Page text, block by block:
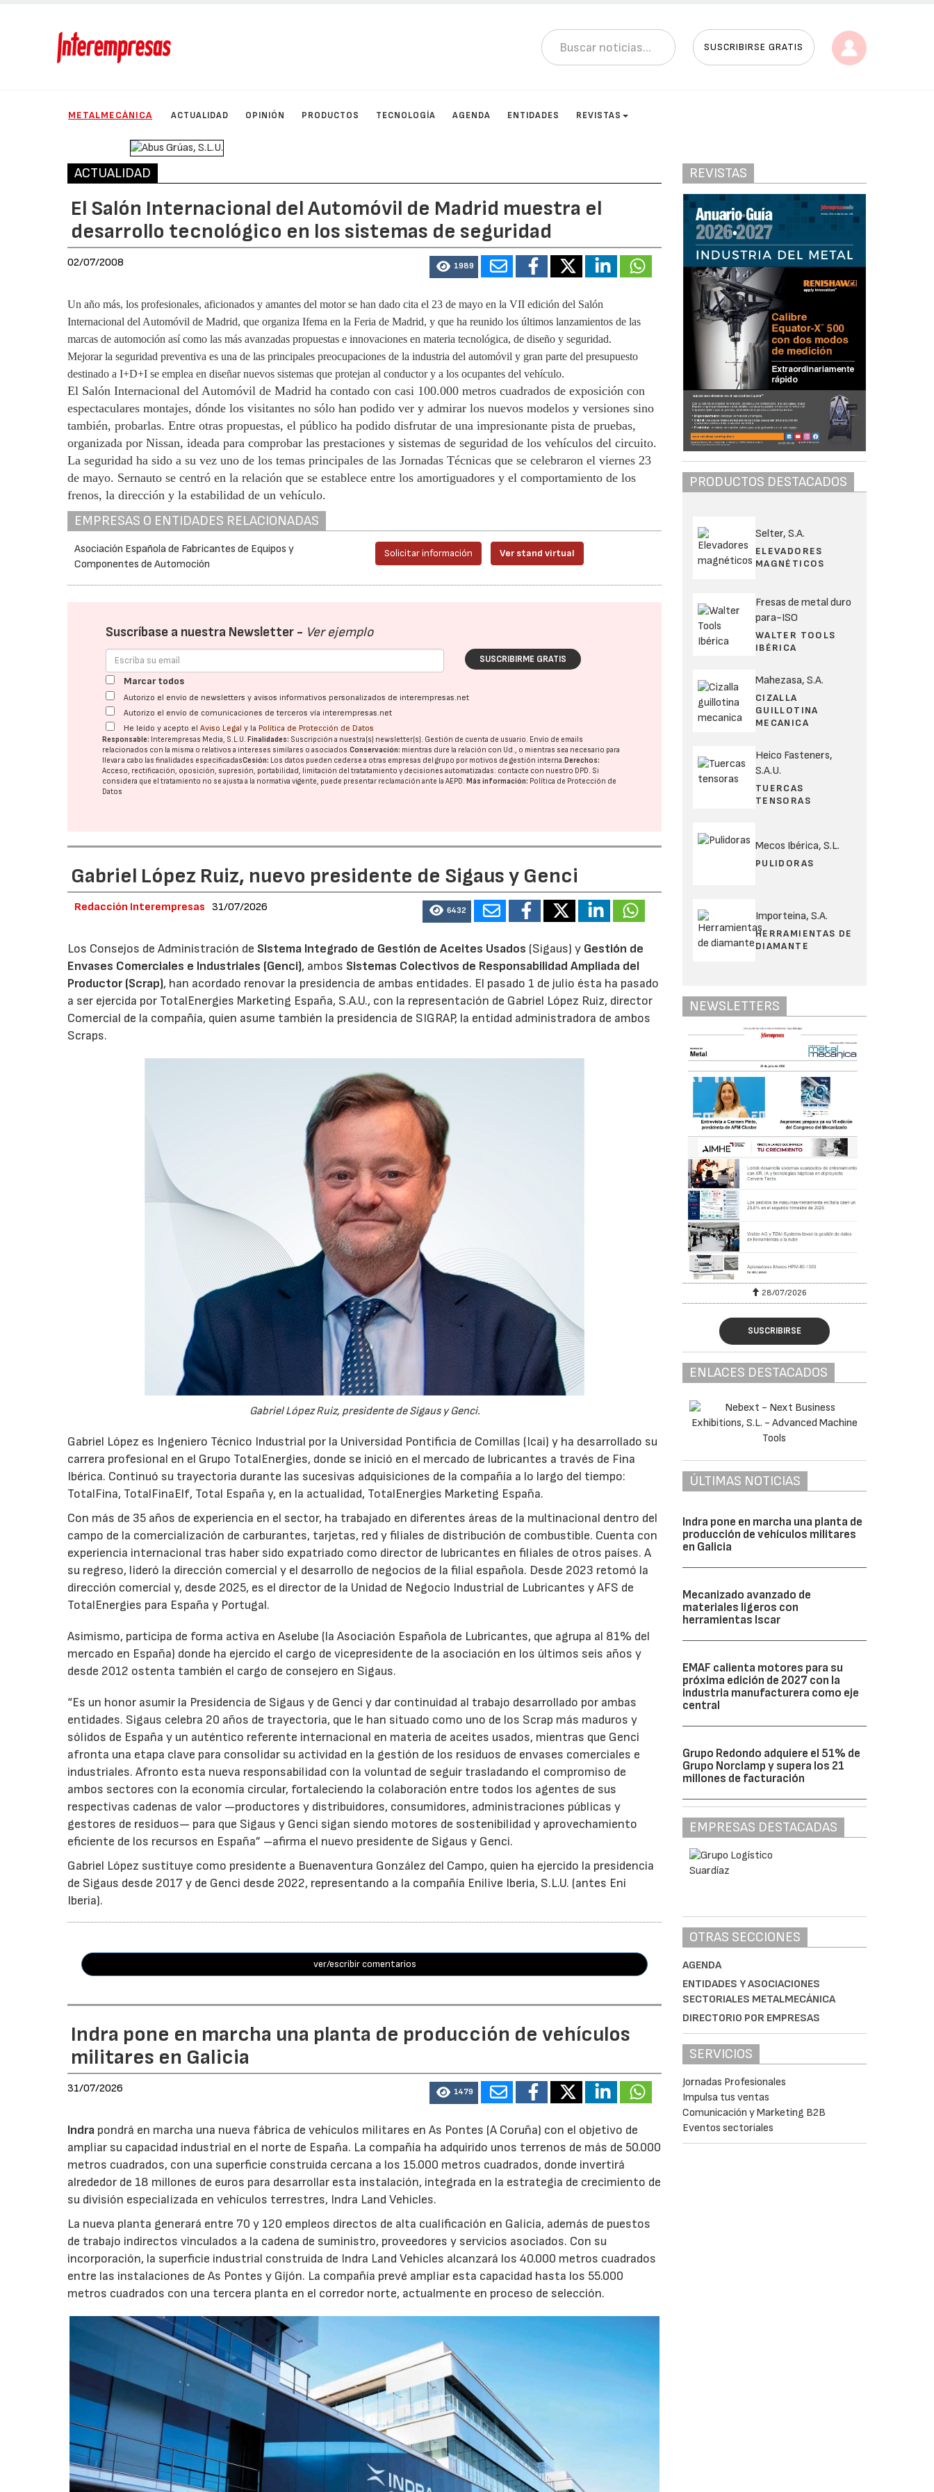
SUSCRIBIRSE GRATIS
METALMECÁNICA ACTUALIDAD OPINIÓN PRODUCTOS TECNOLOGÍA AGENDA ENTIDADES REVISTAS
ACTUALIDAD
El Salón Internacional del Automóvil de Madrid muestra el
desarrollo tecnológico en los sistemas de seguridad
02/07/2008 1989
Un año más, los profesionales, aficionados y amantes del motor se han dado cita el 23 de mayo en la VII edición del Salón
Internacional del Automóvil de Madrid, queorganiza Ifema en la Feria de Madrid, y que ha reunido los últimos lanzamientos de las
marcas de automoción así como las más avanzadas propuestas e innovaciones en materia tecnológica, de diseño y seguridad.
Mejorar la seguridad preventiva es una de las principales preocupaciones de la industria del automóvil y gran parte del presupuesto
destinado a I+D+I se emplea en diseñar nuevos sistemas que protejan al conductor y a los ocupantes del vehículo.
El Salón Internacional del Automóvil de Madrid ha contado con casi 100.000 metros cuadrados de exposición con
espectaculares montajes, dónde los visitantes no sólo han podido ver y admirar los nuevos modelos y versiones sino
también, probarlas. Entre otras propuestas, el público ha podido disfrutar de una impresionante pista de pruebas,
organizada por Nissan, ideada para comprobar las prestaciones y sistemas de seguridad de los vehículos del circuito.
La seguridad ha sido a su vez uno de los temas principales de las Jornadas Técnicas que se celebraron el viernes 23
de mayo. Sernauto se centró en la relación que se establece entre los amortiguadores y el comportamiento de los
frenos, la dirección y la estabilidad de un vehículo.
EMPRESAS O ENTIDADES RELACIONADAS
Asociación Española de Fabricantes de Equipos y
Componentes de Automoción
Solicitar información Ver stand virtual
Suscríbase a nuestra Newsletter - Ver ejemplo
SUSCRIBIRME GRATIS
Marcar todos
Autorizo el envío de newsletters y avisos informativos personalizados de interempresas.net
Autorizo el envío de comunicaciones de terceros vía interempresas.net
He leído y acepto elAviso Legal y la Política de Protección de Datos
Responsable: Interempresas Media, S.L.U.Finalidades: Suscripción a nuestra(s) newsletter(s). Gestión de cuenta de usuario. Envío de emails
relacionados con la misma o relativos a intereses similares o asociados.Conservación: mientras dure la relación con Ud., o mientras sea necesario para
llevar a cabo las finalidades especificadasCesión: Los datos pueden cederse a otras empresas del grupo por motivos de gestión interna.Derechos:
Acceso, rectificación, oposición, supresión, portabilidad, limitación del tratatamiento y decisiones automatizadas: contacte con nuestro DPD. Si
considera que el tratamiento no se ajusta a la normativa vigente, puede presentar reclamación ante laAEPD.Más información: Política de Protección de
Datos
Gabriel López Ruiz, nuevo presidente de Sigaus y Genci
Redacción Interempresas 31/07/2026 6432
Los Consejos de Administración de Sistema Integrado de Gestión de Aceites Usados (Sigaus) y Gestión de
Envases Comerciales e Industriales (Genci), ambos Sistemas Colectivos de Responsabilidad Ampliada del
Productor (Scrap), han acordado renovar la presidencia de ambas entidades. El pasado 1 de julio ésta ha pasado
a ser ejercida por TotalEnergies Marketing España, S.A.U., con la representación de Gabriel López Ruiz, director
Comercial de la compañía, quien asume también la presidencia de SIGRAP, la entidad administradora de ambos
Scraps.
Gabriel López Ruiz, presidente de Sigaus y Genci.
Gabriel López es Ingeniero Técnico Industrial por la Universidad Pontificia de Comillas (Icai) y ha desarrollado su
carrera profesional en el Grupo TotalEnergies, donde se inició en el mercado de lubricantes a través de Fina
Ibérica. Continuó su trayectoria durante las sucesivas adquisiciones de la compañía a lo largo del tiempo:
TotalFina, TotalFinaElf, Total España y, en la actualidad, TotalEnergies Marketing España.
Con más de 35 años de experiencia en el sector, ha trabajado en diferentes áreas de la multinacional dentro del
campo de la comercialización de carburantes, tarjetas, red y filiales de distribución de combustible. Cuenta con
experiencia internacional tras haber sido expatriado como director de lubricantes en filiales de otros países. A
su regreso, lideró la dirección comercial y el desarrollo de negocios de la filial española. Desde 2023 retomó la
dirección comercial y, desde 2025, es el director de la Unidad de Negocio Industrial de Lubricantes y AFS de
TotalEnergies para España y Portugal.
Asimismo, participa de forma activa en Aselube (la Asociación Española de Lubricantes, que agrupa al 81% del
mercado en España) donde ha ejercido el cargo de vicepresidente de la asociación en los últimos seis años y
desde 2012 ostenta también el cargo de consejero en Sigaus.
“Es un honor asumir la Presidencia de Sigaus y de Genci y dar continuidad al trabajo desarrollado por ambas
entidades. Sigaus celebra 20 años de trayectoria, que le han situado como uno de los Scrap más maduros y
sólidos de España y un auténtico referente internacional en materia de aceites usados, mientras que Genci
afronta una etapa clave para consolidar su actividad en la gestión de los residuos de envases comerciales e
industriales. Afronto esta nueva responsabilidad con la voluntad de seguir trasladando el compromiso de
ambos sectores con la economía circular, fortaleciendo la colaboración entre todos los agentes de sus
respectivas cadenas de valor —productores y distribuidores, consumidores, administraciones públicas y
gestores de residuos— para que Sigaus y Genci sigan siendo motores de sostenibilidad y aprovechamiento
eficiente de los recursos en España” –afirma el nuevo presidente de Sigaus y Genci.
Gabriel López sustituye como presidente a Buenaventura González del Campo, quien ha ejercido la presidencia
de Sigaus desde 2017 y de Genci desde 2022, representando a la compañía Enilive Iberia, S.L.U. (antes Eni
Iberia).
ver/escribir comentarios
Indra pone en marcha una planta de producción de vehículos
militares en Galicia
31/07/2026 1479
Indra pondrá en marcha una nueva fábrica de vehículos militares en As Pontes (A Coruña) con el objetivo de
ampliar su capacidad industrial en el norte de España. La compañía ha adquirido unos terrenos de más de 50.000
metros cuadrados, con una superficie construida cercana a los 15.000 metros cuadrados, donde invertirá
alrededor de 18 millones de euros para desarrollar esta instalación, integrada en la estrategia de crecimiento de
su división especializada en vehículos terrestres, Indra Land Vehicles.
La nueva planta generará entre 70 y 120 empleos directos de alta cualificación en Galicia, además de puestos
de trabajo indirectos vinculados a la cadena de suministro, proveedores y servicios asociados. Con su
incorporación, la superficie industrial construida de Indra Land Vehicles alcanzará los 40.000 metros cuadrados
entre las instalaciones de As Pontes y Gijón. La compañía prevé ampliar esta capacidad hasta los 55.000
metros cuadrados con una tercera planta en el corredor norte, actualmente en proceso de selección.
REVISTAS
PRODUCTOS DESTACADOS
Selter, S.A.
ELEVADORES
MAGNÉTICOS
Fresas de metal duro
para-ISO
WALTER TOOLS
IBÉRICA
Mahezasa, S.A.
CIZALLA
GUILLOTINA
MECANICA
Heico Fasteners,
S.A.U.
TUERCAS
TENSORAS
Mecos Ibérica, S.L.
PULIDORAS
Importeina, S.A.
HERRAMIENTAS DE
DIAMANTE
NEWSLETTERS
28/07/2026 28/07/2026
SUSCRIBIRSE
ENLACES DESTACADOS
ÚLTIMAS NOTICIAS
Indra pone en marcha una planta de
producción de vehículos militares
en Galicia
Mecanizado avanzado de
materiales ligeros con
herramientas Iscar
EMAF calienta motores para su
próxima edición de 2027 con la
industria manufacturera como eje
central
Grupo Redondo adquiere el 51% de
Grupo Norclamp y supera los 21
millones de facturación
EMPRESAS DESTACADAS
OTRAS SECCIONES
AGENDA
ENTIDADES Y ASOCIACIONES
SECTORIALES METALMECÁNICA
DIRECTORIO POR EMPRESAS
SERVICIOS
Jornadas Profesionales
Impulsa tus ventas
Comunicación y Marketing B2B
Eventos sectoriales